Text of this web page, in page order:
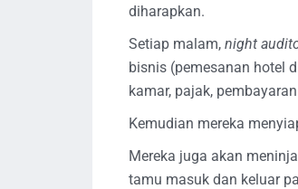
diharapkan.
Setiap malam, night
bisnis (pemesanan hotel
kamar, pajak,
Kemudian mereka
Mereka juga akan
tamu masuk dan keluar